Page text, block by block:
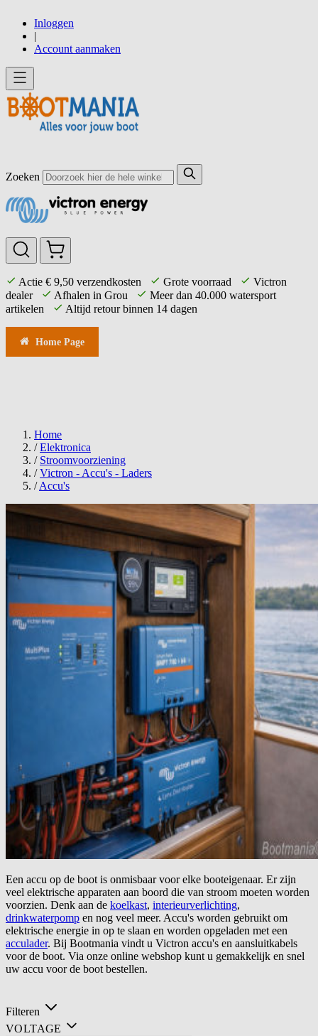
direct
door
naar
inhoud
Inloggen
|
Account aanmaken
Zoeken
Actie € 9,50 verzendkosten Grote voorraad
Victron
dealer
Afhalen in Grou
Meer dan 40.000 watersport
artikelen
Altijd retour binnen 14 dagen
Home Page
Home
/ Elektronica
/ Stroomvoorziening
/ Victron - Accu's - Laders
/ Accu's
Filteren
VOLTAGE
Een accu op de boot is onmisbaar voor elke booteigenaar. Er zijn
veel elektrische apparaten aan boord die van stroom moeten worden
voorzien. Denk aan de koelkast, interieurverlichting,
drinkwaterpomp en nog veel meer. Accu's worden gebruikt om
elektrische energie in op te slaan en worden opgeladen met een
acculader. Bij Bootmania vindt u Victron accu's en aansluitkabels
voor de boot. Via onze online webshop kunt u gemakkelijk en snel
uw accu voor de boot bestellen.